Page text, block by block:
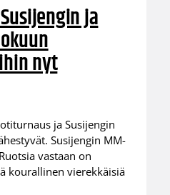
ja
nyt
ja Susijengin
Susijengin MM-
vastaan on
kourallinen vierekkäisiä